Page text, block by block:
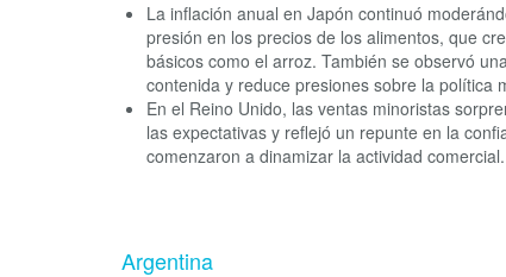
La inflación anual en Japón continuó
presión en los precios de los alimentos, que
básicos como el arroz. También se observó
contenida y reduce presiones sobre la política
En el Reino Unido, las ventas minoristas
las expectativas y reflejó un repunte en la
comenzaron a dinamizar la actividad comercial.
Argentina